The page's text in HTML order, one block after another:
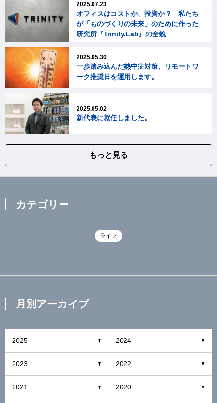
2025.07.23
オフィスはコストか、投資か？ 私たち
が「ものづくりの未来」のために作った
研究所『Trinity.Lab』の全貌
2025.05.30
一歩踏み込んだ熱中症対策、リモートワ
ーク推奨日を運用します。
2025.05.02
新代表に就任しました。
もっと見る
カテゴリー
ライフ
月別アーカイブ
2025 2024
2023 2022
2021 2020